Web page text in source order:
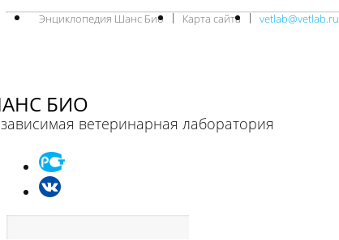
Энциклопедия Шанс Био Карта сайта vetlab@vetlab.ru
БИО
ветеринарная лаборатория